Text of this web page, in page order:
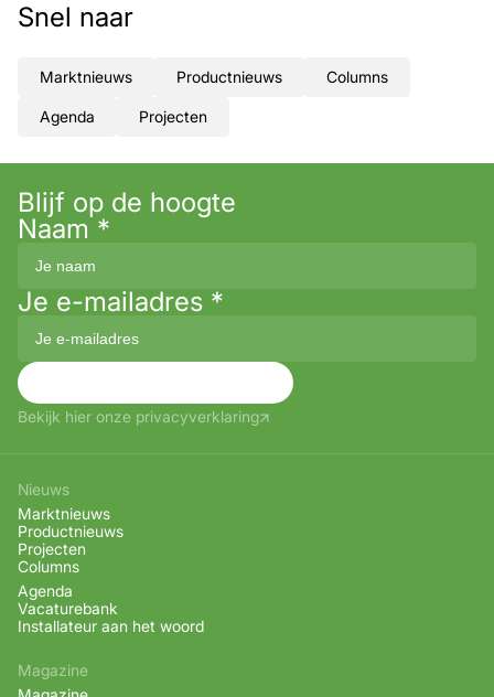
Snel naar
Marktnieuws Productnieuws Columns
Agenda Projecten
Blijf op de hoogte
Naam *
Je e-mailadres *
Bekijk hier onze privacyverklaring
Nieuws
Marktnieuws
Productnieuws
Projecten
Columns
Agenda
Vacaturebank
Installateur aan het woord
Magazine